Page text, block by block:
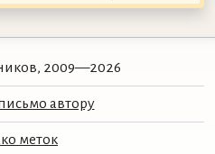
2009—2026
автору
меток